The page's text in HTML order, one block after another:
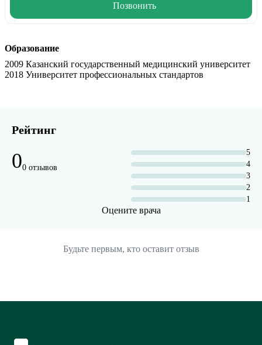
Позвонить
Образование
2009 Казанский государственный медицинский университет
2018 Университет профессиональных стандартов
Рейтинг
00 отзывов
5
4
3
2
1
Оцените врача
Будьте первым, кто оставит отзыв